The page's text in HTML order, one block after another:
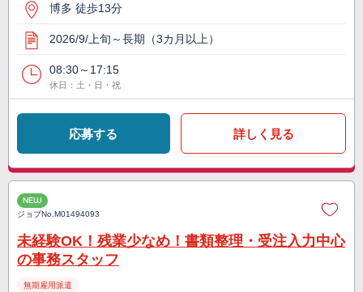
博多 徒歩13分
2026/9/上旬～長期（3カ月以上）
08:30～17:15
休日：土・日・祝
応募する 詳しく見る
NEW
ジョブNo.M01494093
未経験OK！残業少なめ！書類整理・受注入力中心
の事務スタッフ
無期雇用派遣